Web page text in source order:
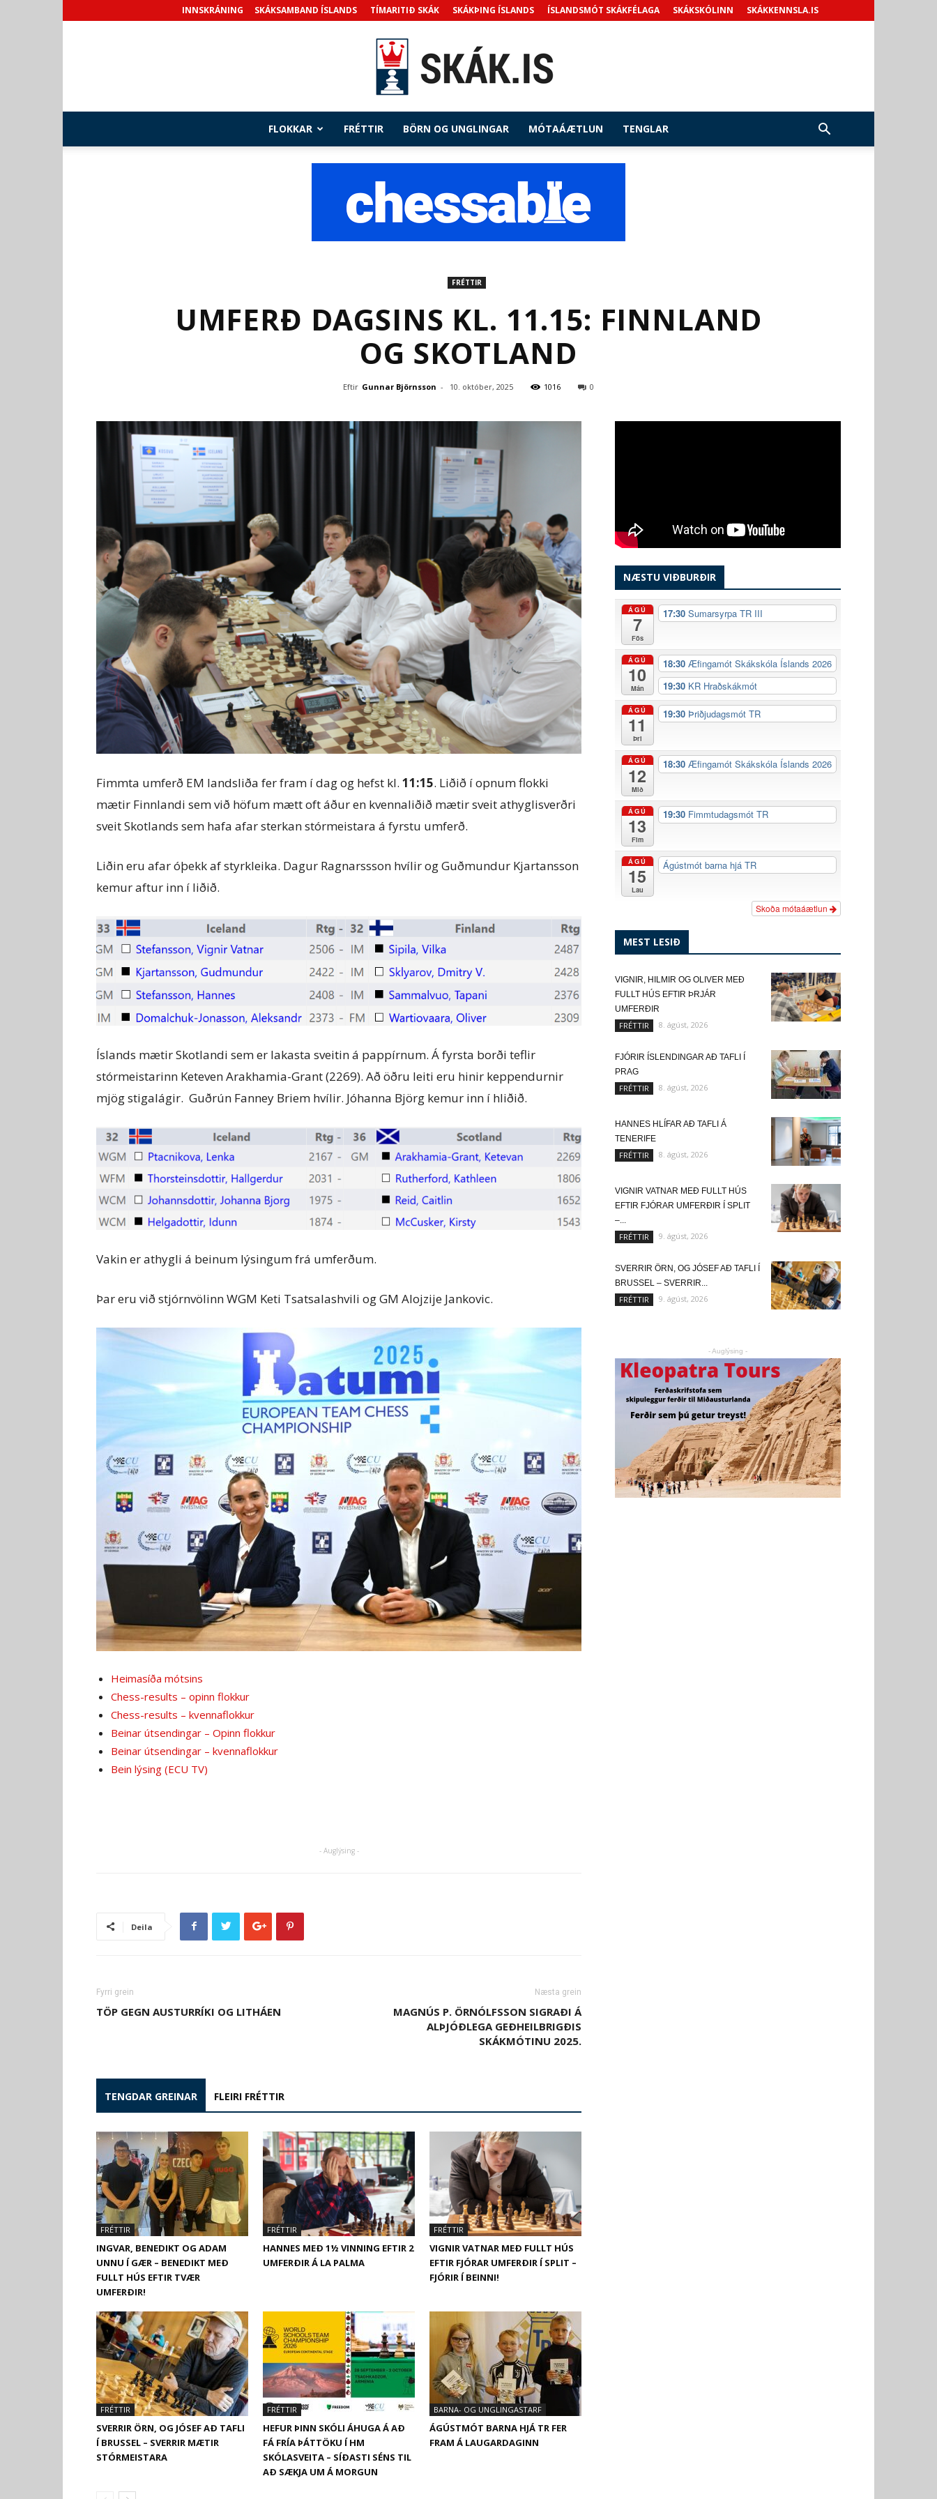
INNSKRÁNING SKÁKSAMBAND ÍSLANDS TÍMARITIÐ SKÁK SKÁKÞING ÍSLANDS ÍSLANDSMÓT SKÁKFÉLAGA SKÁKSKÓLINN SKÁKKENNSLA.IS
FLOKKAR FRÉTTIR BÖRN OG UNGLINGAR MÓTAÁÆTLUN TENGLAR
FRÉTTIR
UMFERÐ DAGSINS KL. 11.15: FINNLAND
OG SKOTLAND
Eftir Gunnar Björnsson - 10. október, 2025 1016 0
Fimmta umferð EM landsliða fer fram í dag og hefst kl. 11:15. Liðið í opnum flokki
mætir Finnlandi sem við höfum mætt oft áður en kvennaliðið mætir sveit athyglisverðri
sveit Skotlands sem hafa afar sterkan stórmeistara á fyrstu umferð.
Liðin eru afar óþekk af styrkleika. Dagur Ragnarssson hvílir og Guðmundur Kjartansson
kemur aftur inn í liðið.
Íslands mætir Skotlandi sem er lakasta sveitin á pappírnum. Á fyrsta borði teflir
stórmeistarinn Keteven Arakhamia-Grant (2269). Að öðru leiti eru hinir keppendurnir
mjög stigalágir. Guðrún Fanney Briem hvílir. Jóhanna Björg kemur inn í hliðið.
Vakin er athygli á beinum lýsingum frá umferðum.
Þar eru við stjórnvölinn WGM Keti Tsatsalashvili og GM Alojzije Jankovic.
Heimasíða mótsins
Chess-results – opinn flokkur
Chess-results – kvennaflokkur
Beinar útsendingar – Opinn flokkur
Beinar útsendingar – kvennaflokkur
Bein lýsing (ECU TV)
- Auglýsing -
Deila
Fyrri grein
TÖP GEGN AUSTURRÍKI OG LITHÁEN
Næsta grein
MAGNÚS P. ÖRNÓLFSSON SIGRAÐI Á
ALÞJÓÐLEGA GEÐHEILBRIGÐIS
SKÁKMÓTINU 2025.
TENGDAR GREINAR FLEIRI FRÉTTIR
FRÉTTIR
INGVAR, BENEDIKT OG ADAM
UNNU Í GÆR – BENEDIKT MEÐ
FULLT HÚS EFTIR TVÆR
UMFERÐIR!
FRÉTTIR
HANNES MEÐ 1½ VINNING EFTIR 2
UMFERÐIR Á LA PALMA
FRÉTTIR
VIGNIR VATNAR MEÐ FULLT HÚS
EFTIR FJÓRAR UMFERÐIR Í SPLIT –
FJÓRIR Í BEINNI!
FRÉTTIR
SVERRIR ÖRN, OG JÓSEF AÐ TAFLI
Í BRUSSEL – SVERRIR MÆTIR
STÓRMEISTARA
FRÉTTIR
HEFUR ÞINN SKÓLI ÁHUGA Á AÐ
FÁ FRÍA ÞÁTTÖKU Í HM
SKÓLASVEITA – SÍÐASTI SÉNS TIL
AÐ SÆKJA UM Á MORGUN
BARNA- OG UNGLINGASTARF
ÁGÚSTMÓT BARNA HJÁ TR FER
FRAM Á LAUGARDAGINN
NÆSTU VIÐBURÐIR
ÁGÚ
7
Fös
17:30 Sumarsyrpa TR III
ÁGÚ
10
Mán
18:30 Æfingamót Skákskóla Íslands 2026
19:30 KR Hraðskákmót
ÁGÚ
11
Þri
19:30 Þriðjudagsmót TR
ÁGÚ
12
Mið
18:30 Æfingamót Skákskóla Íslands 2026
ÁGÚ
13
Fim
19:30 Fimmtudagsmót TR
ÁGÚ
15
Lau
Ágústmót barna hjá TR
Skoða mótaáætlun
MEST LESIÐ
VIGNIR, HILMIR OG OLIVER MEÐ
FULLT HÚS EFTIR ÞRJÁR
UMFERÐIR
FRÉTTIR 8. ágúst, 2026
FJÓRIR ÍSLENDINGAR AÐ TAFLI Í
PRAG
FRÉTTIR 8. ágúst, 2026
HANNES HLÍFAR AÐ TAFLI Á
TENERIFE
FRÉTTIR 8. ágúst, 2026
VIGNIR VATNAR MEÐ FULLT HÚS
EFTIR FJÓRAR UMFERÐIR Í SPLIT
–...
FRÉTTIR 9. ágúst, 2026
SVERRIR ÖRN, OG JÓSEF AÐ TAFLI Í
BRUSSEL – SVERRIR...
FRÉTTIR 9. ágúst, 2026
- Auglýsing -